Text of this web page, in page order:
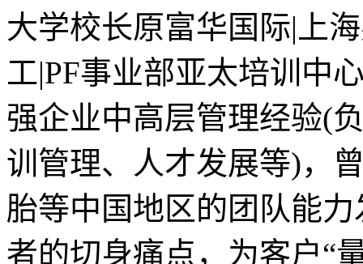
大学校长原富华国际|上
工|PF事业部亚太培训中
强企业中高层管理经验(
训管理、人才发展等)，
胎等中国地区的团队能
者的切身痛点，为客户“